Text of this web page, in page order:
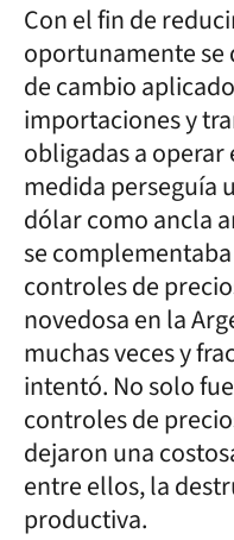
Con el fin de
oportunamente
de cambio
importaciones y
obligadas a
medida perseguía
dólar como ancla
se
controles de
novedosa en la
muchas veces y
intentó. No solo
controles de
dejaron una
entre ellos, la
productiva.